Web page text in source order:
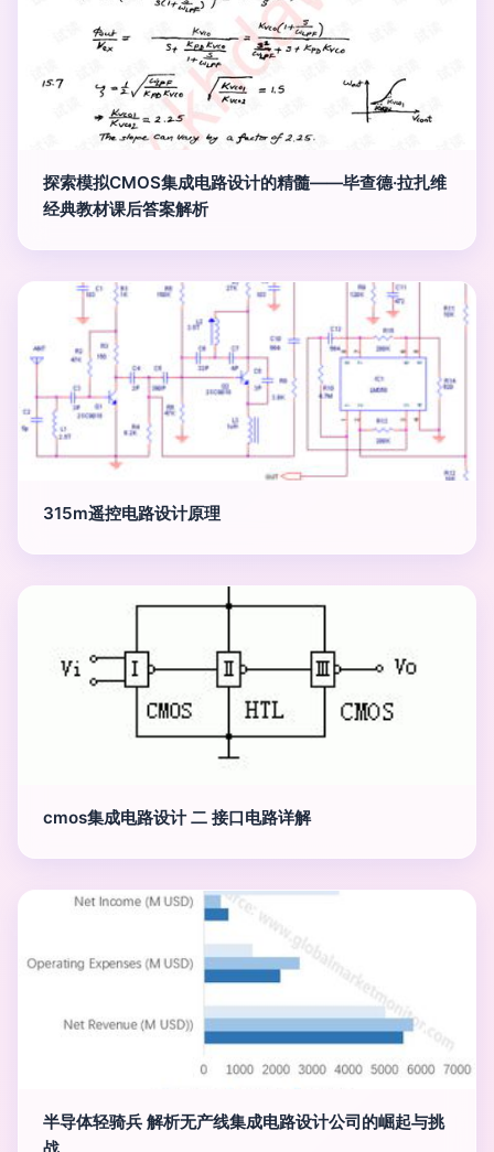
探索模拟CMOS集成电路设计的精髓——毕查德·拉扎维
经典教材课后答案解析
315m遥控电路设计原理
cmos集成电路设计 二 接口电路详解
半导体轻骑兵 解析无产线集成电路设计公司的崛起与挑